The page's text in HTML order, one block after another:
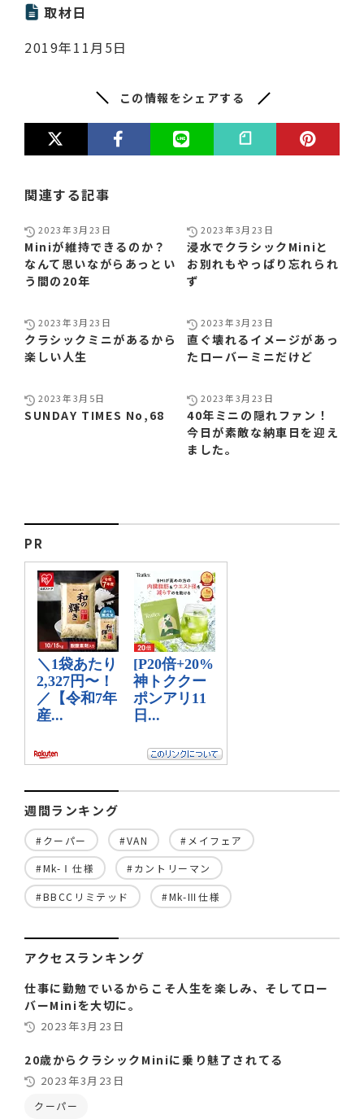
取材日
2019年11月5日
この情報をシェアする
関連する記事
2023年3月23日
Miniが維持できるのか？
なんて思いながらあっとい
う間の20年
2023年3月23日
浸水でクラシックMiniと
お別れもやっぱり忘れられ
ず
2023年3月23日
クラシックミニがあるから
楽しい人生
2023年3月23日
直ぐ壊れるイメージがあっ
たローバーミニだけど
2023年3月5日
SUNDAY TIMES No,68
2023年3月23日
40年ミニの隠れファン！
今日が素敵な納車日を迎え
ました。
PR
週間ランキング
#クーパー #VAN #メイフェア
#Mk-Ⅰ仕様 #カントリーマン
#BBCCリミテッド #Mk-Ⅲ仕様
アクセスランキング
仕事に勤勉でいるからこそ人生を楽しみ、そしてロー
バーMiniを大切に。
2023年3月23日
20歳からクラシックMiniに乗り魅了されてる
2023年3月23日
クーパー